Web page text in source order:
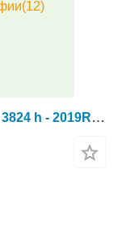
John Deere 9620 RX - POWERSHIFT - 3824 h - 2019ROK - NOWE GĄSIENICE - AUTOT